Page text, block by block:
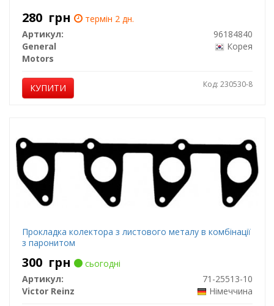
280 грн
термін 2 дн.
Артикул:
96184840
General
Motors
Корея
КУПИТИ Код: 230530-8
Прокладка колектора з листового металу в комбінації
з паронитом
300 грн
сьогодні
Артикул:
71-25513-10
Victor Reinz
Німеччина